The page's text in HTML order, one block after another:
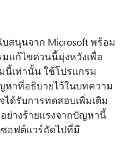
สนุนจาก Microsoft พร้อม
แก้ไขด่วนนี้มุ่งหวังเพื่อ
เท่านั้น ใช้โปรแกรม
าที่อธิบายไว้ในบทความ
ด้รับการทดสอบเพิ่มเติม
ย่างร้ายแรงจากปัญหานี้
อฟต์แวร์ถัดไปที่มี